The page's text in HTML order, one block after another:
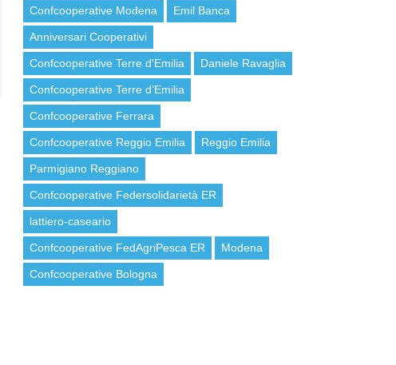
Confcooperative Modena Emil Banca
Anniversari Cooperativi
Confcooperative Terre d'Emilia Daniele Ravaglia
Confcooperative Terre d’Emilia
Confcooperative Ferrara
Confcooperative Reggio Emilia Reggio Emilia
Parmigiano Reggiano
Confcooperative Federsolidarietà ER
lattiero-caseario
Confcooperative FedAgriPesca ER Modena
Confcooperative Bologna